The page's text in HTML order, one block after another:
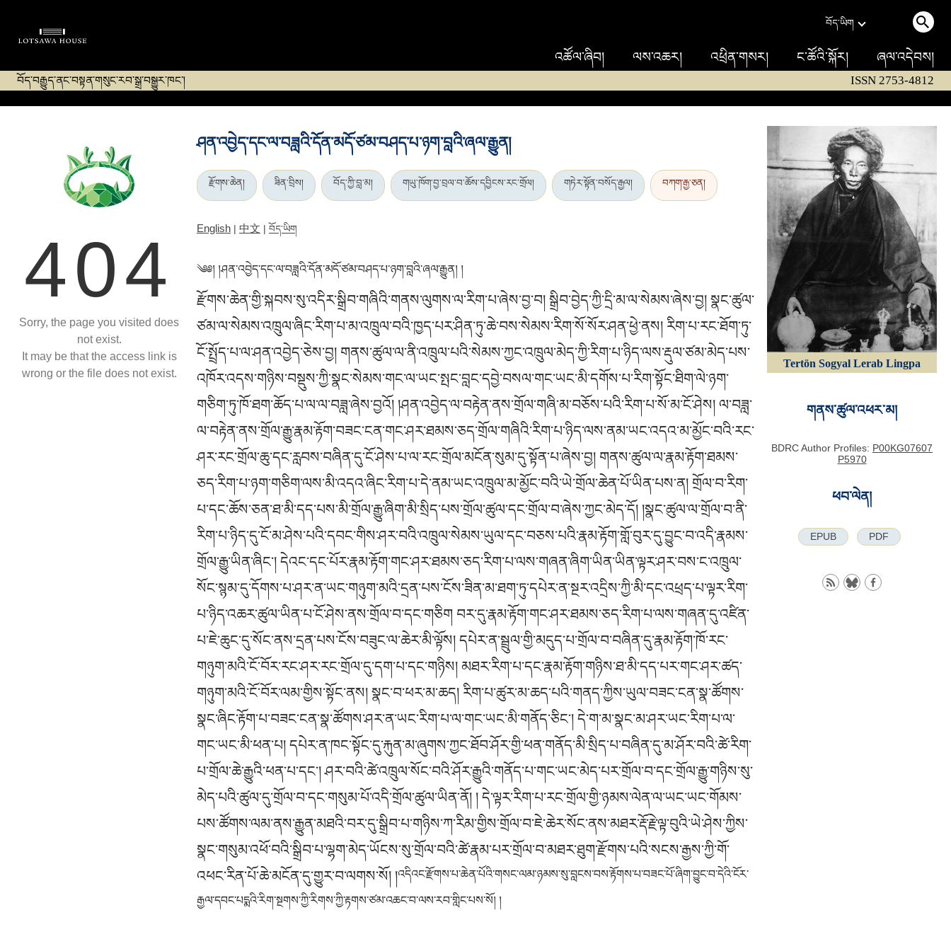
བོད་ཡིག
འཚོལ་ཞིབ། ལས་འཆར། འཕྲིན་གསར། ང་ཚོའི་སྐོར། ཞལ་འདེབས།
བོད་བརྒྱུད་ནང་བསྟན་གསུང་རབ་སྒྲ་བསྒྱུར་ཁང་། ISSN 2753-4812
404
Sorry, the page you visited does
not exist.
It may be that the access link is
wrong or the file does not exist.
ཤན་འབྱེད་དང་ལ་བཟླའི་དོན་མདོ་ཙམ་བཤད་པ་ཉག་བླའི་ཞལ་རྒྱུན།
རྫོགས་ཆེན། ཟིན་བྲིས། བོད་ཀྱི་བླ་མ། གཡུ་ཁོག་བྱ་བྲལ་བ་ཆོས་དབྱིངས་རང་གྲོལ། གཏེར་སྟོན་བསོད་རྒྱལ། བཀག་རྒྱ་ཅན།
English | 中文 | བོད་ཡིག
༄༅། །ཤན་འབྱེད་དང་ལ་བཟླའི་དོན་མདོ་ཙམ་བཤད་པ་ཉག་བླའི་ཞལ་རྒྱུན། །
རྫོགས་ཆེན་གྱི་སྐབས་སུ་འདིར་སྒྲིབ་གཞིའི་གནས་ལུགས་ལ་རིག་པ་ཞེས་བྱ་བ། སྒྲིབ་བྱེད་ཀྱི་དྲི་མ་ལ་སེམས་ཞེས་བྱ། སྣང་ཚུལ་
ཙམ་ལ་སེམས་འཁྲུལ་ཞིང་རིག་པ་མ་འཁྲུལ་བའི་ཁྱད་པར་ཤིན་ཏུ་ཆེ་བས་སེམས་རིག་སོ་སོར་ཤན་ཕྱེ་ནས། རིག་པ་རང་ཐོག་ཏུ་
ངོ་སྤྲོད་པ་ལ་ཤན་འབྱེད་ཅེས་བྱ། གནས་ཚུལ་ལ་ནི་འཁྲུལ་པའི་སེམས་ཀྱང་འཁྲུལ་མེད་ཀྱི་རིག་པ་ཉིད་ལས་རྡུལ་ཙམ་མེད་པས་
འཁོར་འདས་གཉིས་བསྡུས་ཀྱི་སྣང་སེམས་གང་ལ་ཡང་སྤང་བླང་དབྱེ་བསལ་གང་ཡང་མི་དགོས་པ་རིག་སྟོང་ཐིག་ལེ་ཉག་
གཅིག་ཏུ་ཁོ་ཐག་ཆོད་པ་ལ་ལ་བཟླ་ཞེས་བྱའོ། །ཤན་འབྱེད་ལ་བརྟེན་ནས་གྲོལ་གཞི་མ་བཅོས་པའི་རིག་པ་སོ་མ་ངོ་ཤེས། ལ་བཟླ་
ལ་བརྟེན་ནས་གྲོལ་རྒྱུ་རྣམ་རྟོག་བཟང་ངན་གང་ཤར་ཐམས་ཅད་གྲོལ་གཞིའི་རིག་པ་ཉིད་ལས་ནམ་ཡང་འདའ་མ་མྱོང་བའི་རང་
ཤར་རང་གྲོལ་ཆུ་དང་རླབས་བཞིན་དུ་ངོ་ཤེས་པ་ལ་རང་གྲོལ་མངོན་སུམ་དུ་སྟོན་པ་ཞེས་བྱ། གནས་ཚུལ་ལ་རྣམ་རྟོག་ཐམས་
ཅད་རིག་པ་ཉག་གཅིག་ལས་མི་འདའ་ཞིང་རིག་པ་དེ་ནམ་ཡང་འཁྲུལ་མ་མྱོང་བའི་ཡེ་གྲོལ་ཆེན་པོ་ཡིན་པས་ན། གྲོལ་བ་རིག་
པ་དང་ཆོས་ཅན་ཐ་མི་དད་པས་མི་གྲོལ་རྒྱུ་ཞིག་མི་སྲིད་པས་གྲོལ་ཚུལ་དང་གྲོལ་བ་ཞེས་ཀྱང་མེད་དོ། །སྣང་ཚུལ་ལ་གྲོལ་བ་ནི་
རིག་པ་ཉིད་དུ་ངོ་མ་ཤེས་པའི་དབང་གིས་ཤར་བའི་འཁྲུལ་སེམས་ཡུལ་དང་བཅས་པའི་རྣམ་རྟོག་གློ་བུར་དུ་བྱུང་བ་འདི་རྣམས་
གྲོལ་རྒྱུ་ཡིན་ཞིང་། དེའང་དང་པོར་རྣམ་རྟོག་གང་ཤར་ཐམས་ཅད་རིག་པ་ལས་གཞན་ཞིག་ཡིན་ཡིན་ལྟར་ཤར་བས་ང་འཁྲུལ་
སོང་སྙམ་དུ་དོགས་པ་ཤར་ན་ཡང་གཉུག་མའི་དྲན་པས་ངོས་ཟིན་མ་ཐག་ཏུ་དཔེར་ན་སྔར་འདྲིས་ཀྱི་མི་དང་འཕྲད་པ་ལྟར་རིག་
པ་ཉིད་འཆར་ཚུལ་ཡིན་པ་ངོ་ཤེས་ནས་གྲོལ་བ་དང་གཅིག བར་དུ་རྣམ་རྟོག་གང་ཤར་ཐམས་ཅད་རིག་པ་ལས་གཞན་དུ་འཛིན་
པ་ཇེ་ཆུང་དུ་སོང་ནས་དྲན་པས་ངོས་བཟུང་ལ་ཆེར་མི་ལྟོས། དཔེར་ན་སྦྲུལ་གྱི་མདུད་པ་གྲོལ་བ་བཞིན་དུ་རྣམ་རྟོག་ཁོ་རང་
གཉུག་མའི་ངོ་བོར་རང་ཤར་རང་གྲོལ་དུ་དག་པ་དང་གཉིས། མཐར་རིག་པ་དང་རྣམ་རྟོག་གཉིས་ཐ་མི་དད་པར་གང་ཤར་ཚད་
གཉུག་མའི་ངོ་བོར་ལམ་གྱིས་སྟོང་ནས། སྣང་བ་ཕར་མ་ཆད། རིག་པ་ཚུར་མ་ཆད་པའི་གནད་ཀྱིས་ཡུལ་བཟང་ངན་སྣ་ཚོགས་
སྣང་ཞིང་རྟོག་པ་བཟང་ངན་སྣ་ཚོགས་ཤར་ན་ཡང་རིག་པ་ལ་གང་ཡང་མི་གནོད་ཅིང་། དེ་ག་མ་སྣང་མ་ཤར་ཡང་རིག་པ་ལ་
གང་ཡང་མི་ཕན་པ། དཔེར་ན་ཁང་སྟོང་དུ་རྐུན་མ་ཞུགས་ཀྱང་ཐོབ་ཤོར་གྱི་ཕན་གནོད་མི་སྲིད་པ་བཞིན་དུ་མ་ཤོར་བའི་ཚེ་རིག་
པ་གྲོལ་ཆེ་རྒྱུའི་ཕན་པ་དང་། ཤར་བའི་ཚེ་འཁྲུལ་སོང་བའི་ཤོར་རྒྱུའི་གནོད་པ་གང་ཡང་མེད་པར་གྲོལ་བ་དང་གྲོལ་རྒྱུ་གཉིས་སུ་
མེད་པའི་ཚུལ་དུ་གྲོལ་བ་དང་གསུམ་པོ་འདི་གྲོལ་ཚུལ་ཡིན་ནོ། ། དེ་ལྟར་རིག་པ་རང་གྲོལ་གྱི་ཉམས་ལེན་ལ་ཡང་ཡང་གོམས་
པས་ཚོགས་ལམ་ནས་རྒྱུན་མཐའི་བར་དུ་སྒྲིབ་པ་གཉིས་ཀ་རིམ་གྱིས་གྲོལ་བ་ཇེ་ཆེར་སོང་ནས་མཐར་རྡོ་རྗེ་ལྟ་བུའི་ཡེ་ཤེས་ཀྱིས་
སྣང་གསུམ་འཕོ་བའི་སྒྲིབ་པ་ལྷག་མེད་ཡོངས་སུ་གྲོལ་བའི་ཚེ་རྣམ་པར་གྲོལ་བ་མཐར་ཐུག་རྫོགས་པའི་སངས་རྒྱས་ཀྱི་གོ་
འཕང་རིན་པོ་ཆེ་མངོན་དུ་གྱུར་བ་ལགས་སོ། །འདིའང་རྫོགས་པ་ཆེན་པོའི་གསང་ལམ་ཉམས་སུ་བླངས་བས་རྟོགས་པ་བཟང་པོ་ཞིག་བྱུང་བ་དེའི་ངོར་
རྒྱལ་དབང་པདྨའི་རིག་སྔགས་ཀྱི་རིགས་ཀྱི་རྟགས་ཙམ་འཆང་བ་ལས་རབ་གླིང་པས་སོ། །
Tertön Sogyal Lerab Lingpa
གནས་ཚུལ་འཕར་མ།
BDRC Author Profiles: P00KG07607
P5970
ཕབ་ལེན།
EPUB PDF